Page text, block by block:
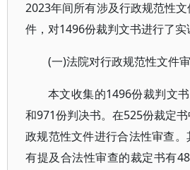
2023年间所有涉及行政规范性
件，对1496份裁判文书进行了
(一)法院对行政规范性文件
本文收集的1496份裁判文
和971份判决书。在525份裁定
政规范性文件进行合法性审查
有提及合法性审查的裁定书有